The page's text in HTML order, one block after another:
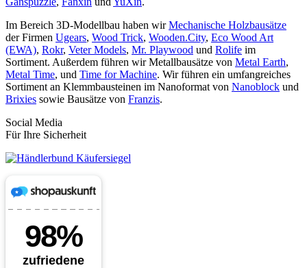
Im Bereich 3D-Modellbau haben wirMechanische Holzbausätze
der Firmen Ugears, Wood Trick, Wooden.City, Eco Wood Art
(EWA), Rokr, Veter Models, Mr. Playwood und Rolife im
Sortiment. Außerdem führen wir Metallbausätze von Metal Earth,
Metal Time, und Time for Machine. Wir führen ein umfangreiches
Sortiment an Klemmbausteinen im Nanoformat von Nanoblock und
Brixies sowie Bausätze von Franzis.
Social Media
Für Ihre Sicherheit